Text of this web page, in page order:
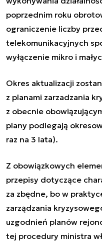
poprzednim roku
ograniczenie liczby
telekomunikacyjnych
wyłączenie mikro i
Okres aktualizacji
z planami zarzadzania
z obecnie
plany podlegają
raz na 3 lata).
Z obowiązkowych
przepisy dotyczące
za zbędne, bo w
zarządzania
uzgodnień planów
tej procedury ministra